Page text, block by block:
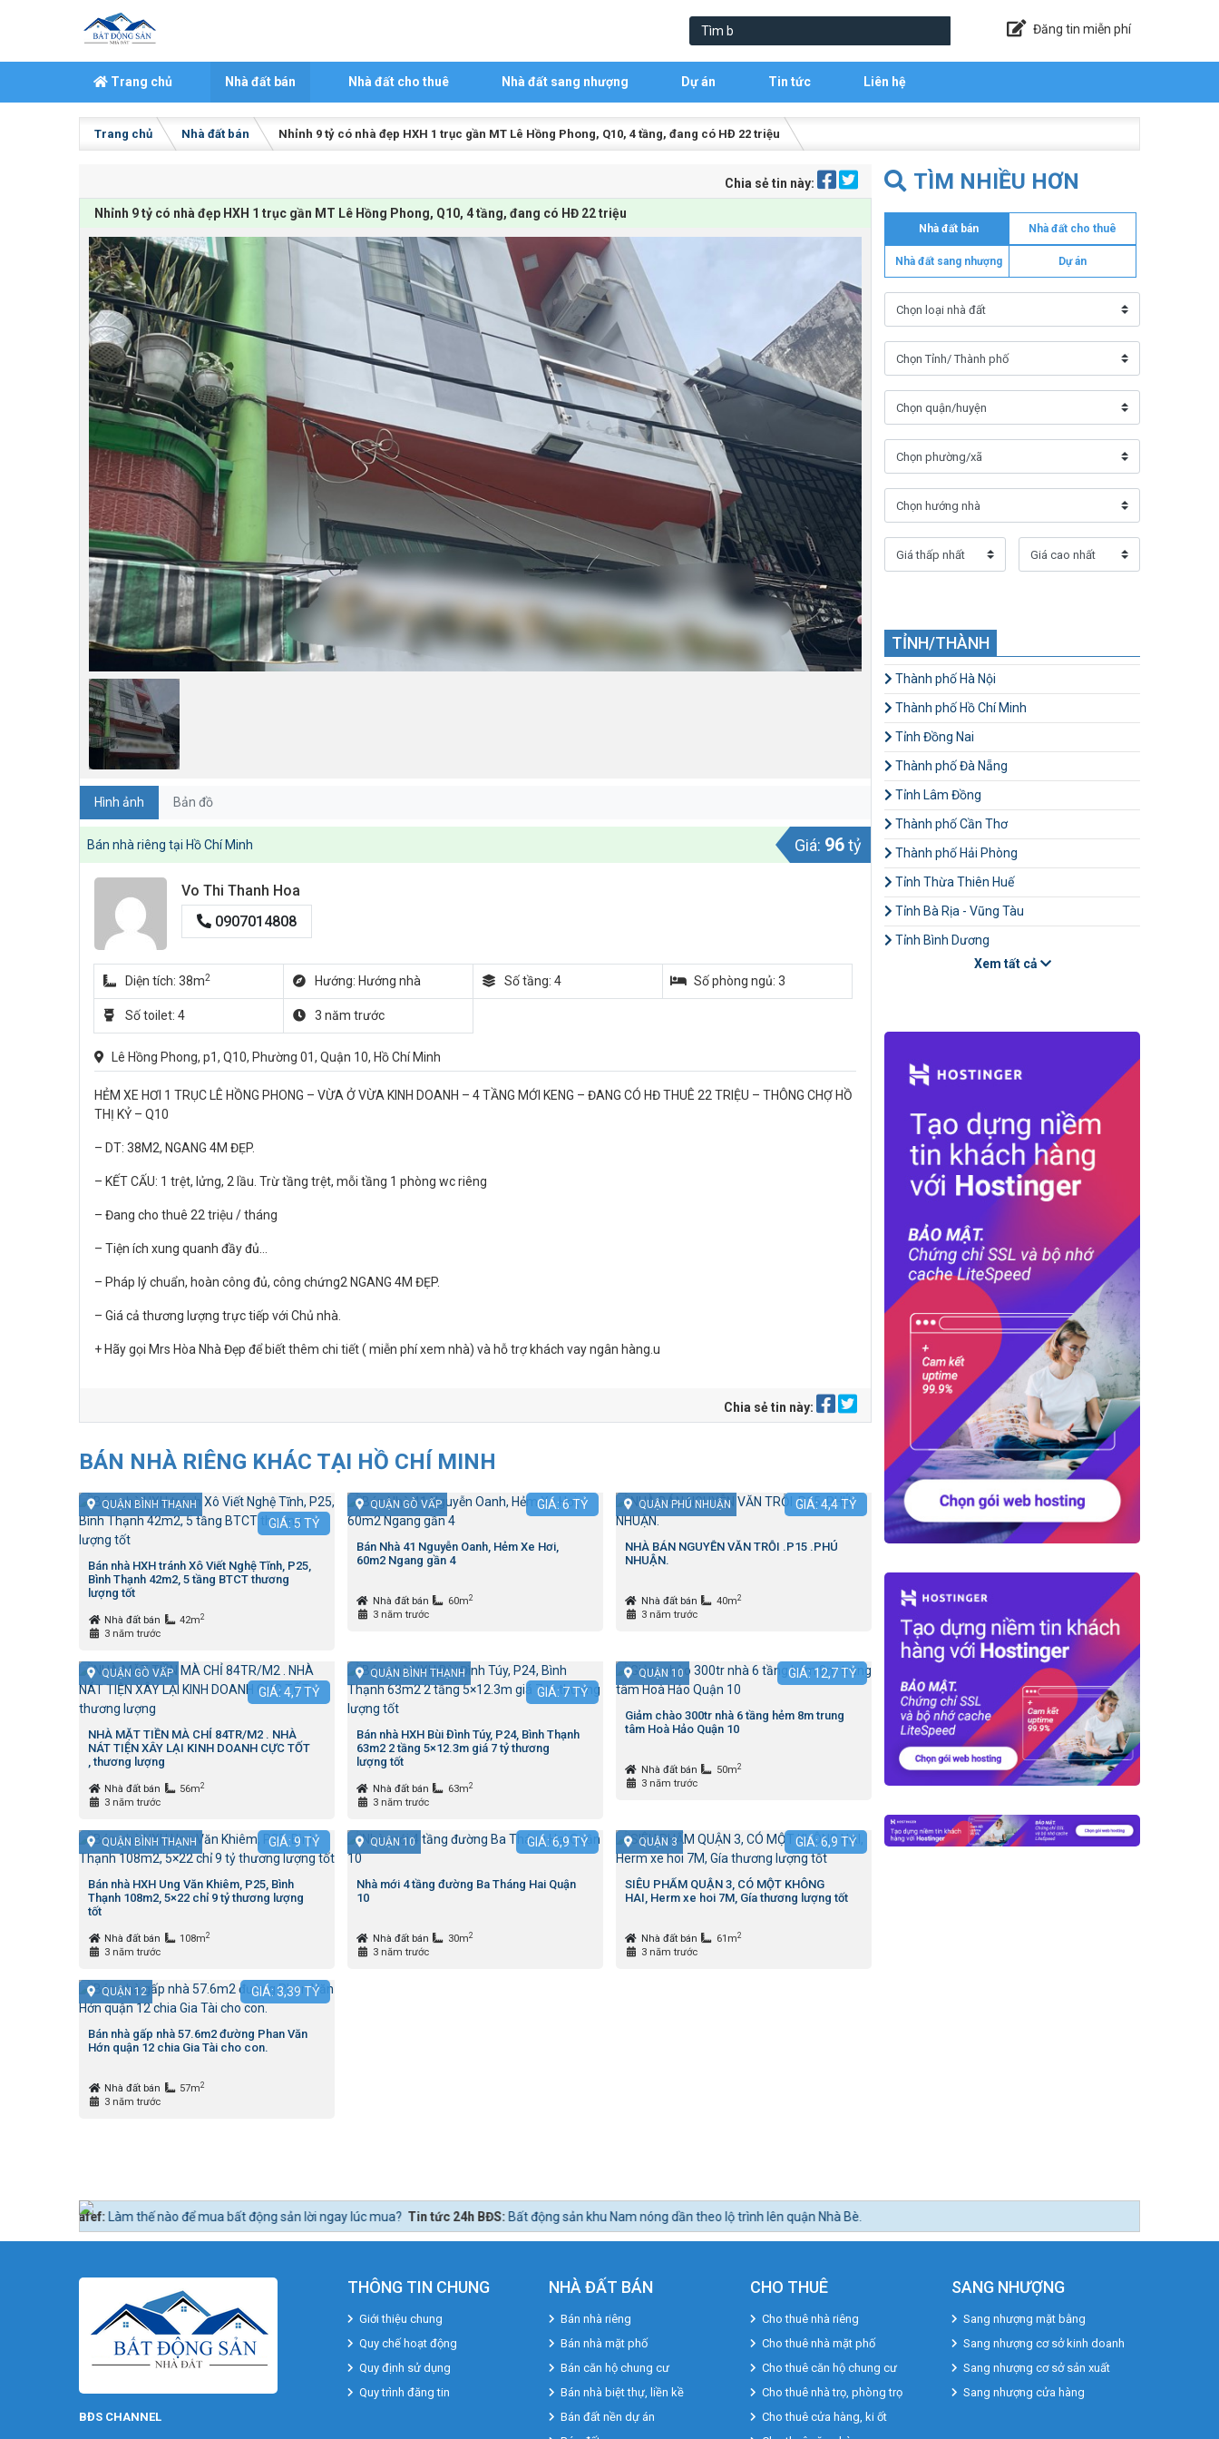
Đăng tin miễn phí
Trang chủ Nhà đất bán Nhà đất cho thuê Nhà đất sang nhượng Dự án Tin tức Liên hệ
Trang chủ Nhà đất bán Nhỉnh 9 tỷ có nhà đẹp HXH 1 trục gần MT Lê Hồng Phong, Q10, 4 tầng, đang có HĐ 22 triệu
Chia sẻ tin này:
Nhỉnh 9 tỷ có nhà đẹp HXH 1 trục gần MT Lê Hồng Phong, Q10, 4 tầng, đang có HĐ 22 triệu
Hình ảnh Bản đồ
Bán nhà riêng tại Hồ Chí Minh Giá: 96tỷ
Vo Thi Thanh Hoa
0907014808
Diện tích: 38m2 Hướng: Hướng nhà Số tầng: 4 Số phòng ngủ: 3
Số toilet: 4 3 năm trước
Lê Hồng Phong, p1, Q10, Phường 01, Quận 10, Hồ Chí Minh
HẺM XE HƠI 1 TRỤC LÊ HỒNG PHONG – VỪA Ở VỪA KINH DOANH – 4 TẦNG MỚI KENG – ĐANG CÓ HĐ THUÊ 22 TRIỆU – THÔNG CHỢ HỒ
THỊ KỶ – Q10
– DT: 38M2, NGANG 4M ĐẸP.
– KẾT CẤU: 1 trệt, lửng, 2 lầu. Trừ tầng trệt, mỗi tầng 1 phòng wc riêng
– Đang cho thuê 22 triệu / tháng
– Tiện ích xung quanh đầy đủ…
– Pháp lý chuẩn, hoàn công đủ, công chứng2 NGANG 4M ĐẸP.
– Giá cả thương lượng trực tiếp với Chủ nhà.
+ Hãy gọi Mrs Hòa Nhà Đẹp để biết thêm chi tiết ( miễn phí xem nhà) và hỗ trợ khách vay ngân hàng.u
Chia sẻ tin này:
BÁN NHÀ RIÊNG KHÁC TẠI HỒ CHÍ MINH
QUẬN BÌNH THẠNH
GIÁ:5 TỶ
Bán nhà HXH tránh Xô Viết Nghệ Tĩnh, P25,
Bình Thạnh 42m2, 5 tầng BTCT thương
lượng tốt
Nhà đất bán 42m2
3 năm trước
QUẬN GÒ VẤP GIÁ:6TỶ
Bán Nhà 41 Nguyễn Oanh, Hẻm Xe Hơi,
60m2 Ngang gần 4
Nhà đất bán 60m2
3 năm trước
QUẬN PHÚ NHUẬN GIÁ:4,4TỶ
NHÀ BÁN NGUYỄN VĂN TRỖI .P15 .PHÚ
NHUẬN.
Nhà đất bán 40m2
3 năm trước
QUẬN GÒ VẤP
GIÁ:4,7TỶ
NHÀ MẶT TIỀN MÀ CHỈ 84TR/M2 . NHÀ
NÁT TIỆN XÂY LẠI KINH DOANH CỰC TỐT
, thương lượng
Nhà đất bán 56m2
3 năm trước
QUẬN BÌNH THẠNH
GIÁ:7TỶ
Bán nhà HXH Bùi Đình Túy, P24, Bình Thạnh
63m2 2 tầng 5×12.3m giá 7 tỷ thương
lượng tốt
Nhà đất bán 63m2
3 năm trước
QUẬN 10 GIÁ: 12,7TỶ
Giảm chào 300tr nhà 6 tầng hẻm 8m trung
tâm Hoà Hảo Quận 10
Nhà đất bán 50m2
3 năm trước
QUẬN BÌNH THẠNH GIÁ:9TỶ
Bán nhà HXH Ung Văn Khiêm, P25, Bình
Thạnh 108m2, 5×22 chỉ 9 tỷ thương lượng
tốt
Nhà đất bán 108m2
3 năm trước
QUẬN 10 GIÁ:6,9TỶ
Nhà mới 4 tầng đường Ba Tháng Hai Quận
10
Nhà đất bán 30m2
3 năm trước
QUẬN 3 GIÁ:6,9 TỶ
SIÊU PHẨM QUẬN 3, CÓ MỘT KHÔNG
HAI, Herm xe hoi 7M, Gía thương lượng tốt
Nhà đất bán 61m2
3 năm trước
QUẬN 12 GIÁ: 3,39TỶ
Bán nhà gấp nhà 57.6m2 đường Phan Văn
Hớn quận 12 chia Gia Tài cho con.
Nhà đất bán 57m2
3 năm trước
TÌM NHIỀU HƠN
Nhà đất bán Nhà đất cho thuê
Nhà đất sang nhượng Dự án
TỈNH/THÀNH
Thành phố Hà Nội
Thành phố Hồ Chí Minh
Tỉnh Đồng Nai
Thành phố Đà Nẵng
Tỉnh Lâm Đồng
Thành phố Cần Thơ
Thành phố Hải Phòng
Tỉnh Thừa Thiên Huế
Tỉnh Bà Rịa - Vũng Tàu
Tỉnh Bình Dương
Xem tất cả
thế nào để mua bất động sản lời ngay lúc mua? Tin tức 24h BĐS:Bất động sản khu Nam nóng dần theo lộ trình lên quận Nhà Bè.
BĐS CHANNEL
THÔNG TIN CHUNG
Giới thiệu chung
Quy chế hoạt động
Quy định sử dụng
Quy trình đăng tin
NHÀ ĐẤT BÁN
Bán nhà riêng
Bán nhà mặt phố
Bán căn hộ chung cư
Bán nhà biệt thự, liền kề
Bán đất nền dự án
CHO THUÊ
Cho thuê nhà riêng
Cho thuê nhà mặt phố
Cho thuê căn hộ chung cư
Cho thuê nhà trọ, phòng trọ
Cho thuê cửa hàng, ki ốt
SANG NHƯỢNG
Sang nhượng mặt bằng
Sang nhượng cơ sở kinh doanh
Sang nhượng cơ sở sản xuất
Sang nhượng cửa hàng